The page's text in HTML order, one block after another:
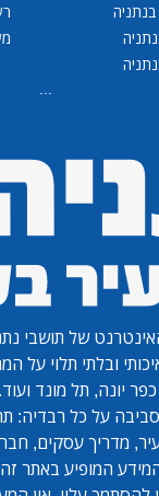
...
של תושבי
ובלתי תלוי על
יונה, תל מונד
על כל רבדיה:
מדריך עסקים,
המופיע באתר